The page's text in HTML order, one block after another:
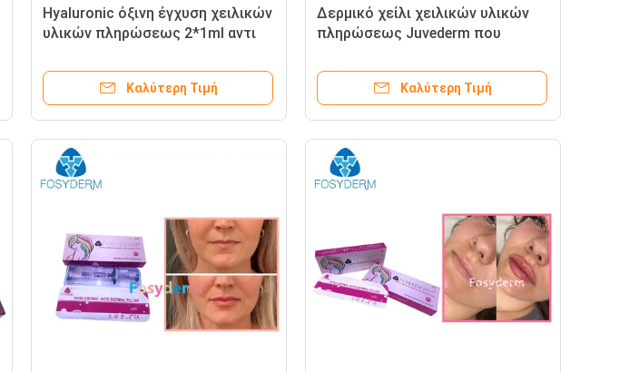
Hyaluronic όξινη έγχυση χειλικών
υλικών πληρώσεως 2*1ml αντι
Καλύτερη Τιμή
Δερμικό χείλι χειλικών υλικών
πληρώσεως Juvederm που
δερμικό υλικό πληρώσεως
Καλύτερη Τιμή